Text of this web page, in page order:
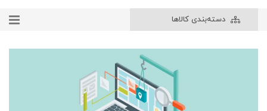
دسته‌بندی کالاها